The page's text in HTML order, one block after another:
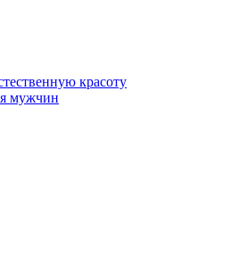
красоту
мужчин